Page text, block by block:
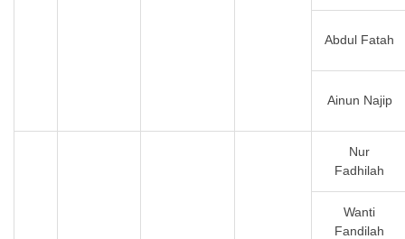
Abdul Fatah
Ainun Najip
Nur
Fadhilah
Wanti
Fandilah